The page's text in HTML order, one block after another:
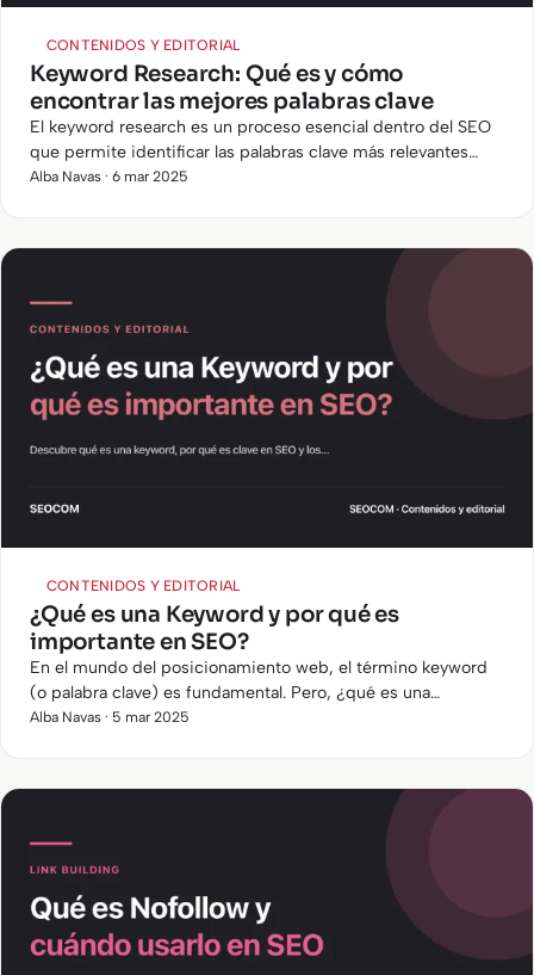
CONTENIDOS Y EDITORIAL
Keyword Research: Qué es y cómo
encontrar las mejores palabras clave
El keyword research es un proceso esencial dentro del SEO
que permite identificar las palabras clave más relevantes
para mejorar el posicionamiento en los motores de
Alba Navas · 6 mar 2025
CONTENIDOS Y EDITORIAL
¿Qué es una Keyword y por qué es
importante en SEO?
En el mundo del posicionamiento web, el término keyword
(o palabra clave) es fundamental. Pero, ¿qué es una
keyword? Se trata de una palabra o conjunto de palabras que
Alba Navas · 5 mar 2025